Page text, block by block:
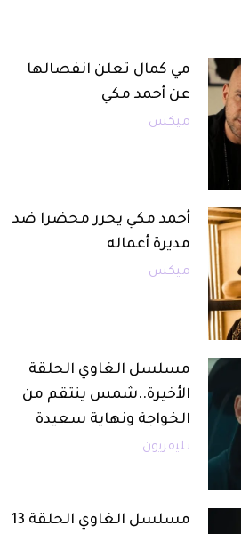
مي كمال تعلن انفصالها
عن أحمد مكي
ميكس
أحمد مكي يحرر محضرا ضد
مديرة أعماله
ميكس
مسلسل الغاوي الحلقة
الأخيرة..شمس ينتقم من
الخواجة ونهاية سعيدة
تليفزيون
مسلسل الغاوي الحلقة 13